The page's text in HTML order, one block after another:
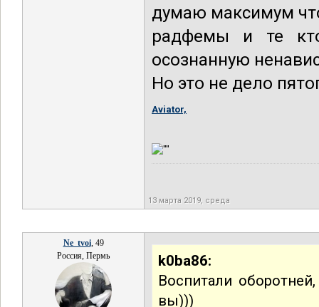
думаю максимум
радфемы и те
осознанную
Но это не дело
Aviator,
13 марта 2019, среда
Ne_tvoi, 49
Россия, Пермь
k0ba86:
Воспитали
вы)))